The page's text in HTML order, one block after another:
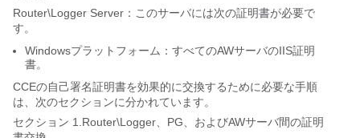
Router\Logger Server：このサーバには次の証明書が必要で
す。
Windowsプラットフォーム：すべてのAWサーバのIIS証明
書。
CCEの自己署名証明書を効果的に交換するために必要な手順
は、次のセクションに分かれています。
セクション 1.Router\Logger、PG、およびAWサーバ間の証明